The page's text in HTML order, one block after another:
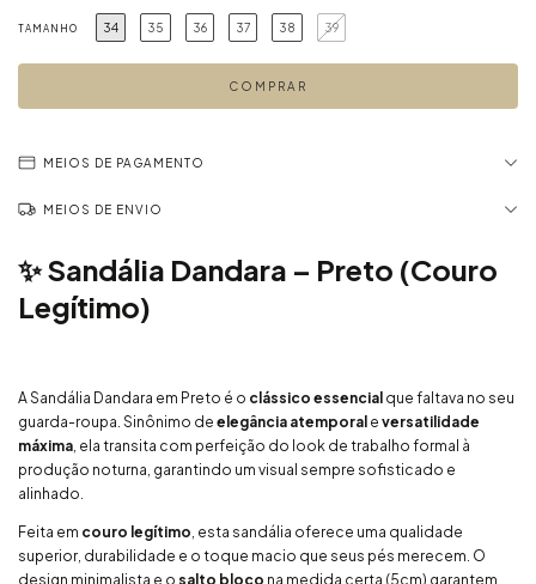
TAMANHO 34 35 36 37 38 39
MEIOS DE PAGAMENTO
MEIOS DE ENVIO
✨ Sandália Dandara – Preto (Couro
Legítimo)
A Sandália Dandara em Preto é o clássico essencial que faltava no seu
guarda-roupa. Sinônimo de elegância atemporal e versatilidade
máxima, ela transita com perfeição do look de trabalho formal à
produção noturna, garantindo um visual sempre sofisticado e
alinhado.
Feita em couro legítimo, esta sandália oferece uma qualidade
superior, durabilidade e o toque macio que seus pés merecem. O
design minimalista e o salto bloco na medida certa (5cm) garantem